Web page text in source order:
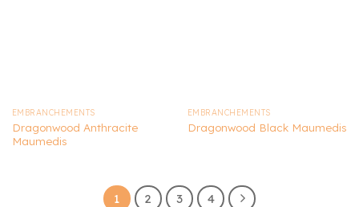
EMBRANCHEMENTS
Dragonwood Anthracite
Maumedis
EMBRANCHEMENTS
Dragonwood Black Maumedis
1 2 3 4